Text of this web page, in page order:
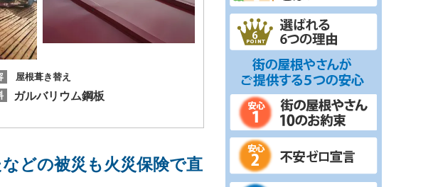
屋根葺き替え
ガルバリウム鋼板
どの被災も火災保険で直